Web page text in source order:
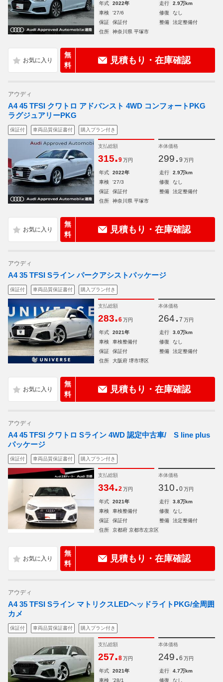
年式 2022年 走行
2.9万km
車検
'27/6 修復
なし
保証
保証付 整備
法定整備付
住所
神奈川県 平塚市
無
料
見積もり・在庫確認
アウディ
A4 45 TFSI クワトロ アドバンスト 4WD コンフォートPKG
ラグジュアリーPKG
保証付 車両品質保証書付 購入プラン付き
支払総額
315.9 万円
本体価格
299. 9 万円
年式 2022年 走行
2.9万km
車検
'27/3 修復
なし
保証
保証付 整備
法定整備付
住所
神奈川県 平塚市
無
料
見積もり・在庫確認
アウディ
A4 35 TFSI Sライン パークアシストパッケージ
保証付 車両品質保証書付 購入プラン付き
支払総額
283.6 万円
本体価格
264. 7 万円
年式 2021年 走行
3.0万km
車検
車検整備付 修復
なし
保証
保証付 整備
法定整備付
住所
大阪府 堺市堺区
無
料
見積もり・在庫確認
アウディ
A4 45 TFSI クワトロ Sライン 4WD 認定中古車/ S line plus
パッケージ
保証付 車両品質保証書付 購入プラン付き
支払総額
334.2 万円
本体価格
310. 0 万円
年式 2021年 走行
3.8万km
車検
車検整備付 修復
なし
保証
保証付 整備
法定整備付
住所
京都府 京都市左京区
無
料
見積もり・在庫確認
アウディ
A4 35 TFSI Sライン マトリクスLEDヘッドライトPKG/全周囲
カメ
保証付 車両品質保証書付 購入プラン付き
支払総額
257.8 万円
本体価格
249. 6 万円
年式 2021年 走行
4.7万km
車検
'28/1 修復 なし